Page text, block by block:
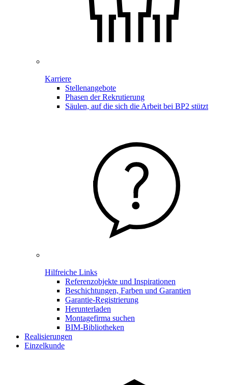
Karriere
Stellenangebote
Phasen der Rekrutierung
Säulen, auf die sich die Arbeit bei BP2 stützt
Hilfreiche Links
Referenzobjekte und Inspirationen
Beschichtungen, Farben und Garantien
Garantie-Registrierung
Herunterladen
Montagefirma suchen
BIM-Bibliotheken
Realisierungen
Einzelkunde